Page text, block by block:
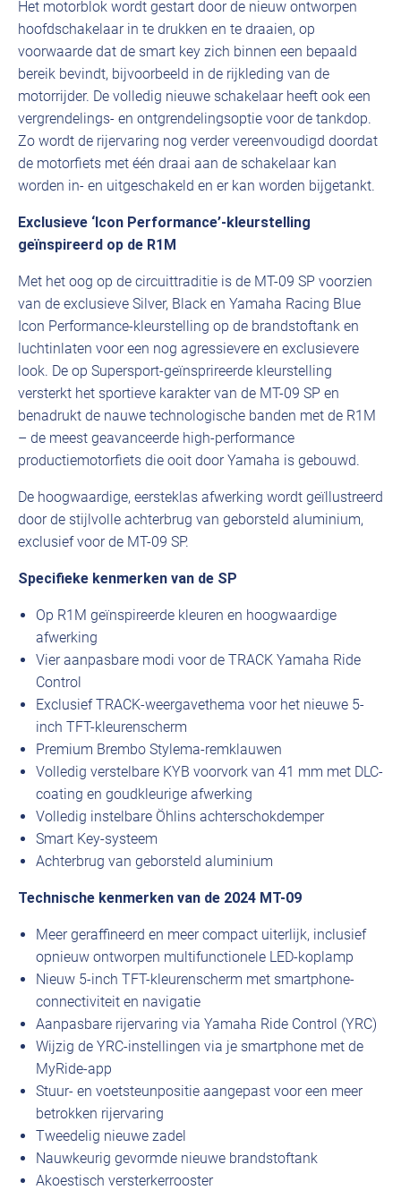
Het motorblok wordt gestart door de nieuw ontworpen
hoofdschakelaar in te drukken en te draaien, op
voorwaarde dat de smart key zich binnen een bepaald
bereik bevindt, bijvoorbeeld in de rijkleding van de
motorrijder. De volledig nieuwe schakelaar heeft ook een
vergrendelings- en ontgrendelingsoptie voor de tankdop.
Zo wordt de rijervaring nog verder vereenvoudigd doordat
de motorfiets met één draai aan de schakelaar kan
worden in- en uitgeschakeld en er kan worden bijgetankt.
Exclusieve ‘Icon Performance’-kleurstelling
geïnspireerd op de R1M
Met het oog op de circuittraditie is de MT-09 SP voorzien
van de exclusieve Silver, Black en Yamaha Racing Blue
Icon Performance-kleurstelling op de brandstoftank en
luchtinlaten voor een nog agressievere en exclusievere
look. De op Supersport-geïnsprireerde kleurstelling
versterkt het sportieve karakter van de MT-09 SP en
benadrukt de nauwe technologische banden met de R1M
– de meest geavanceerde high-performance
productiemotorfiets die ooit door Yamaha is gebouwd.
De hoogwaardige, eersteklas afwerking wordt geïllustreerd
door de stijlvolle achterbrug van geborsteld aluminium,
exclusief voor de MT-09 SP.
Specifieke kenmerken van de SP
Op R1M geïnspireerde kleuren en hoogwaardige
afwerking
Vier aanpasbare modi voor de TRACK Yamaha Ride
Control
Exclusief TRACK-weergavethema voor het nieuwe 5-
inch TFT-kleurenscherm
Premium Brembo Stylema-remklauwen
Volledig verstelbare KYB voorvork van 41 mm met DLC-
coating en goudkleurige afwerking
Volledig instelbare Öhlins achterschokdemper
Smart Key-systeem
Achterbrug van geborsteld aluminium
Technische kenmerken van de 2024 MT-09
Meer geraffineerd en meer compact uiterlijk, inclusief
opnieuw ontworpen multifunctionele LED-koplamp
Nieuw 5-inch TFT-kleurenscherm met smartphone-
connectiviteit en navigatie
Aanpasbare rijervaring via Yamaha Ride Control (YRC)
Wijzig de YRC-instellingen via je smartphone met de
MyRide-app
Stuur- en voetsteunpositie aangepast voor een meer
betrokken rijervaring
Tweedelig nieuwe zadel
Nauwkeurig gevormde nieuwe brandstoftank
Akoestisch versterkerrooster